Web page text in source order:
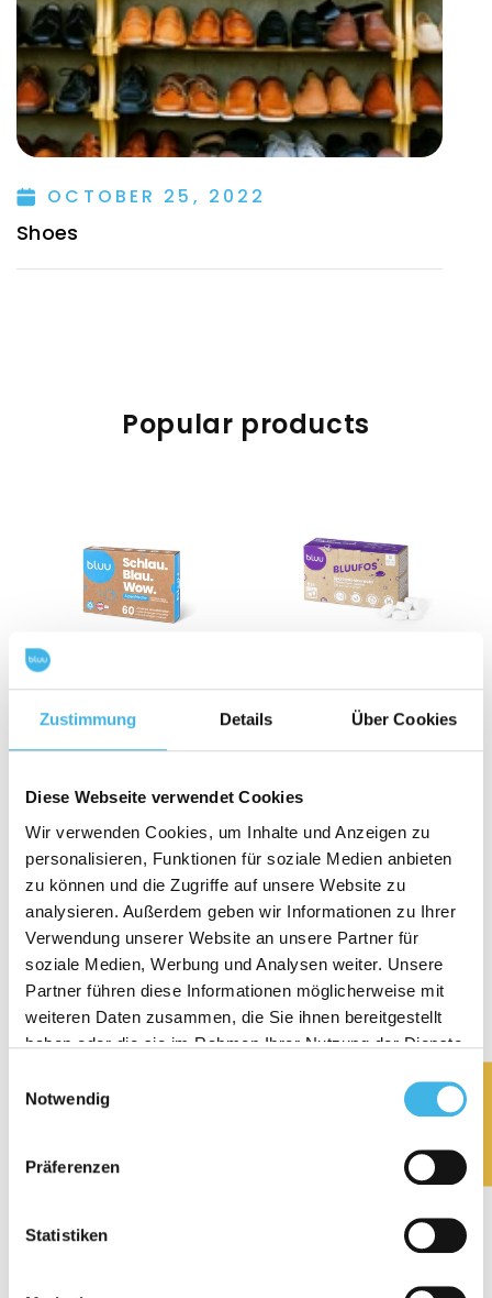
Zustimmung Details Über Cookies
Diese Webseite verwendet Cookies
Wir verwenden Cookies, um Inhalte und Anzeigen zu
personalisieren, Funktionen für soziale Medien anbieten
zu können und die Zugriffe auf unsere Website zu
analysieren. Außerdem geben wir Informationen zu Ihrer
Verwendung unserer Website an unsere Partner für
soziale Medien, Werbung und Analysen weiter. Unsere
Partner führen diese Informationen möglicherweise mit
weiteren Daten zusammen, die Sie ihnen bereitgestellt
haben oder die sie im Rahmen Ihrer Nutzung der Dienste
Notwendig
Präferenzen
Statistiken
OCTOBER 25, 2022
Shoes
Popular products
bluu laundry sheets
Regular
price
19.90 CHF
3884 reviews
bluufos – dishwasher
price
232 reviews
BUY NOW
bluu silvertrooper -
bluu cleanions -
drinking bottle cleaner
★ Reviews